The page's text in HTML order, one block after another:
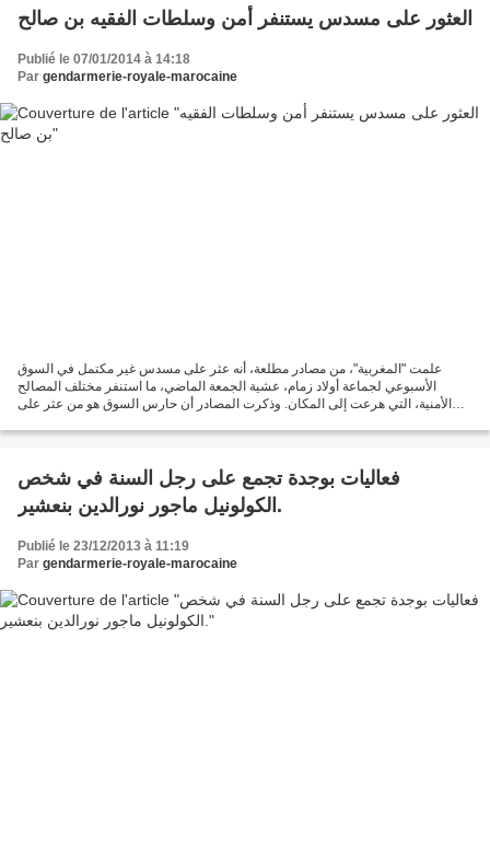
العثور على مسدس يستنفر أمن وسلطات الفقيه بن صالح
Publié le 07/01/2014 à 14:18
Par gendarmerie-royale-marocaine
علمت "المغربية"، من مصادر مطلعة، أنه عثر على مسدس غير مكتمل في السوق
الأسبوعي لجماعة أولاد زمام، عشية الجمعة الماضي، ما استنفر مختلف المصالح
الأمنية، التي هرعت إلى المكان. وذكرت المصادر أن حارس السوق هو من عثر على
فعاليات بوجدة تجمع على رجل السنة في شخص
الكولونيل ماجور نورالدين بنعشير.
Publié le 23/12/2013 à 11:19
Par gendarmerie-royale-marocaine